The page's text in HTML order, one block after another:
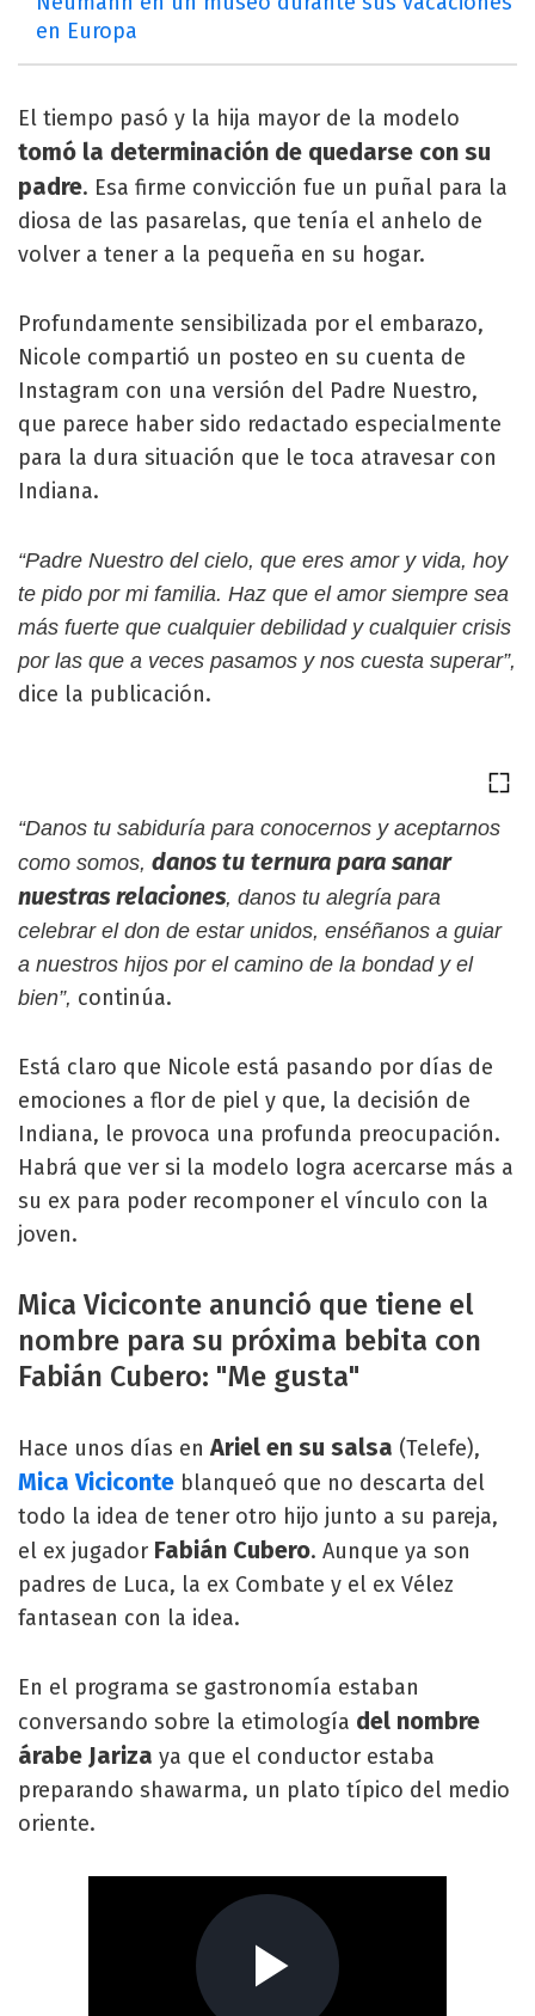
en Europa
El tiempo pasó y la hija mayor de la modelo
tomó la determinación de quedarse con su
padre. Esa firme convicción fue un puñal para la
diosa de las pasarelas, que tenía el anhelo de
volver a tener a la pequeña en su hogar.
Profundamente sensibilizada por el embarazo,
Nicole compartió un posteo en su cuenta de
Instagram con una versión del Padre Nuestro,
que parece haber sido redactado especialmente
para la dura situación que le toca atravesar con
Indiana.
“Padre Nuestro del cielo, que eres amor y vida, hoy
te pido por mi familia. Haz que el amor siempre sea
más fuerte que cualquier debilidad y cualquier crisis
por las que a veces pasamos y nos cuesta superar”,
dice la publicación.
“Danos tu sabiduría para conocernos y aceptarnos
como somos, danos tu ternura para sanar
nuestras relaciones, danos tu alegría para
celebrar el don de estar unidos, enséñanos a guiar
a nuestros hijos por el camino de la bondad y el
bien”, continúa.
Está claro que Nicole está pasando por días de
emociones a flor de piel y que, la decisión de
Indiana, le provoca una profunda preocupación.
Habrá que ver si la modelo logra acercarse más a
su ex para poder recomponer el vínculo con la
joven.
Mica Viciconte anunció que tiene el
nombre para su próxima bebita con
Fabián Cubero: "Me gusta"
Hace unos días enAriel en su salsa (Telefe),
Mica Viciconte blanqueó que no descarta del
todo la idea de tener otro hijo junto a su pareja,
el ex jugador Fabián Cubero. Aunque ya son
padres de Luca, la ex Combate y el ex Vélez
fantasean con la idea.
En el programa se gastronomía estaban
conversando sobre la etimología del nombre
árabe Jariza ya que el conductor estaba
preparando shawarma, un plato típico del medio
oriente.